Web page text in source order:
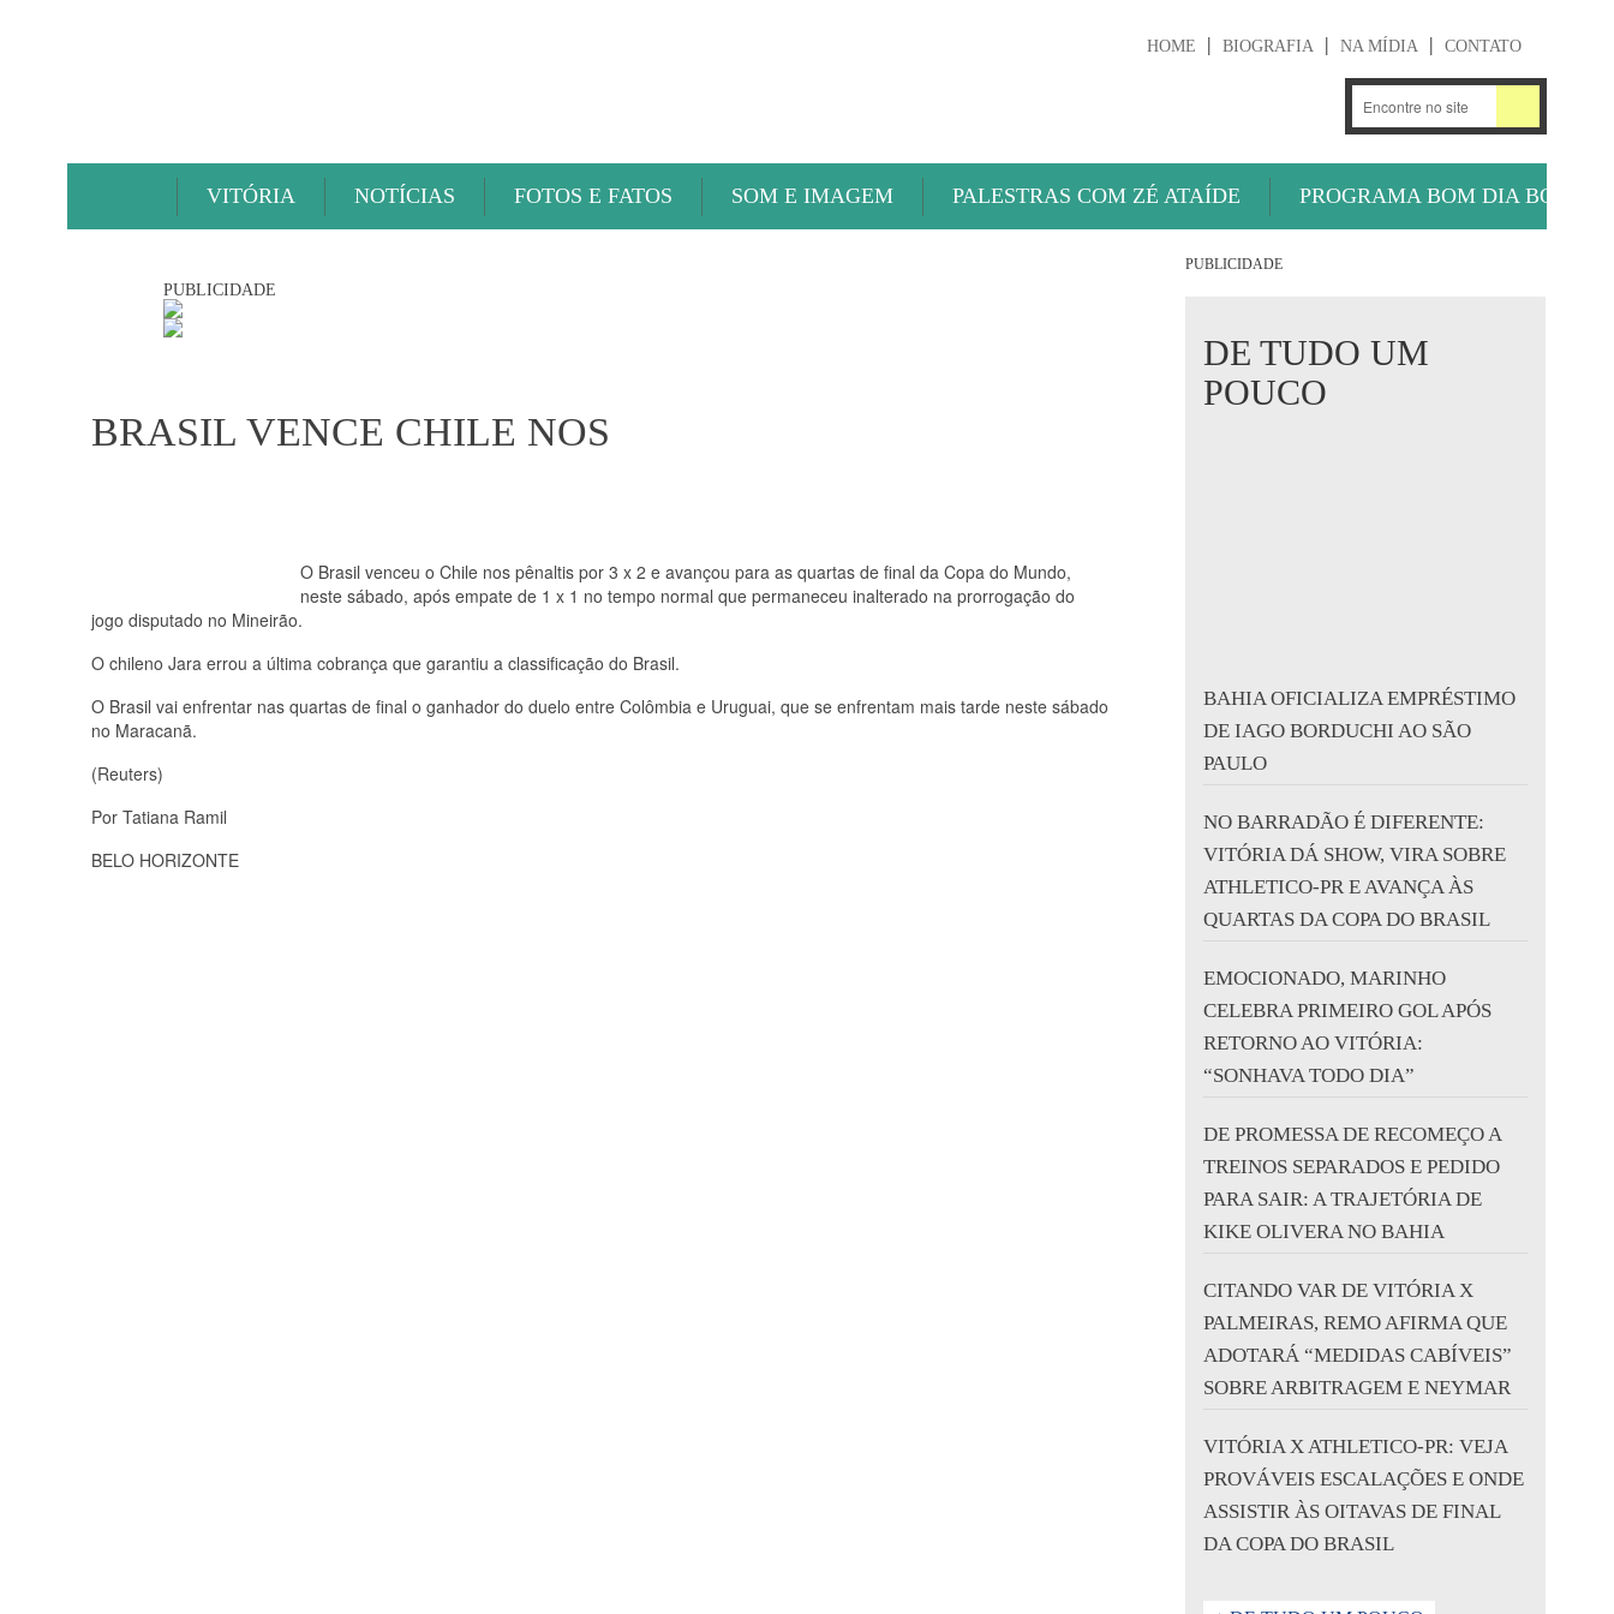
HOME BIOGRAFIA NA MÍDIA CONTATO
VITÓRIA NOTÍCIAS FOTOS E FATOS SOM E IMAGEM PALESTRAS COM ZÉ ATAÍDE PROGRAMA BOM DIA BOLA
PUBLICIDADE
BRASIL VENCE CHILE NOS
O Brasil venceu o Chile nos pênaltis por 3 x 2 e avançou para as quartas de final da Copa do Mundo,
neste sábado, após empate de 1 x 1 no tempo normal que permaneceu inalterado na prorrogação do
jogo disputado no Mineirão.
O chileno Jara errou a última cobrança que garantiu a classificação do Brasil.
O Brasil vai enfrentar nas quartas de final o ganhador do duelo entre Colômbia e Uruguai, que se enfrentam mais tarde neste sábado
no Maracanã.
(Reuters)
Por Tatiana Ramil
BELO HORIZONTE
PUBLICIDADE
DE TUDO UM
POUCO
BAHIA OFICIALIZA EMPRÉSTIMO
DE IAGO BORDUCHI AO SÃO
PAULO
NO BARRADÃO É DIFERENTE:
VITÓRIA DÁ SHOW, VIRA SOBRE
ATHLETICO-PR E AVANÇA ÀS
QUARTAS DA COPA DO BRASIL
EMOCIONADO, MARINHO
CELEBRA PRIMEIRO GOL APÓS
RETORNO AO VITÓRIA:
“SONHAVA TODO DIA”
DE PROMESSA DE RECOMEÇO A
TREINOS SEPARADOS E PEDIDO
PARA SAIR: A TRAJETÓRIA DE
KIKE OLIVERA NO BAHIA
CITANDO VAR DE VITÓRIA X
PALMEIRAS, REMO AFIRMA QUE
ADOTARÁ “MEDIDAS CABÍVEIS”
SOBRE ARBITRAGEM E NEYMAR
VITÓRIA X ATHLETICO-PR: VEJA
PROVÁVEIS ESCALAÇÕES E ONDE
ASSISTIR ÀS OITAVAS DE FINAL
DA COPA DO BRASIL